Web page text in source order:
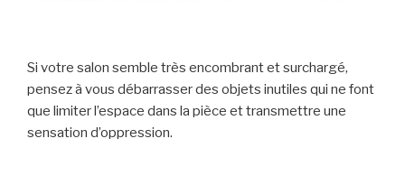
Si votre salon semble très encombrant et surchargé,
pensez à vous débarrasser des objets inutiles qui ne font
que limiter l’espace dans la pièce et transmettre une
sensation d’oppression.